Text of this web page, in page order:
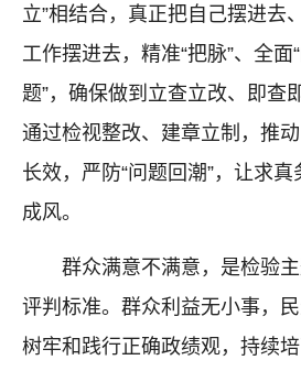
立”相结合，真正把自己摆进去
工作摆进去，精准“把脉”、全面
题”，确保做到立查立改、即查
通过检视整改、建章立制，推
长效，严防“问题回潮”，让求
成风。
群众满意不满意，是检验
评判标准。群众利益无小事，
树牢和践行正确政绩观，持续